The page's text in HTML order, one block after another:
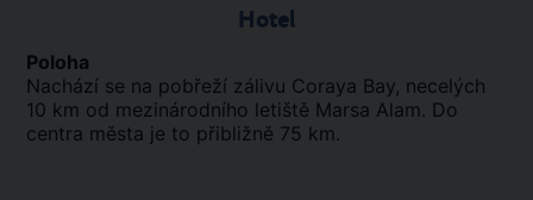
Hotel
Poloha
Nachází se na pobřeží zálivu Coraya Bay, necelých
10 km od mezinárodního letiště Marsa Alam. Do
centra města je to přibližně 75 km.